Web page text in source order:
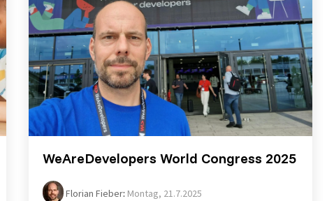
WeAreDevelopers World Congress 2025
Florian Fieber: Montag, 21.7.2025